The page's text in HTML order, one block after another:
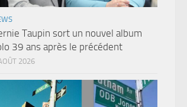
Taupin sort un nouvel album
39 ans après le précédent
2026